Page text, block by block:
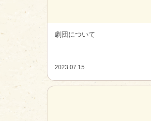
劇団について
2023.07.15